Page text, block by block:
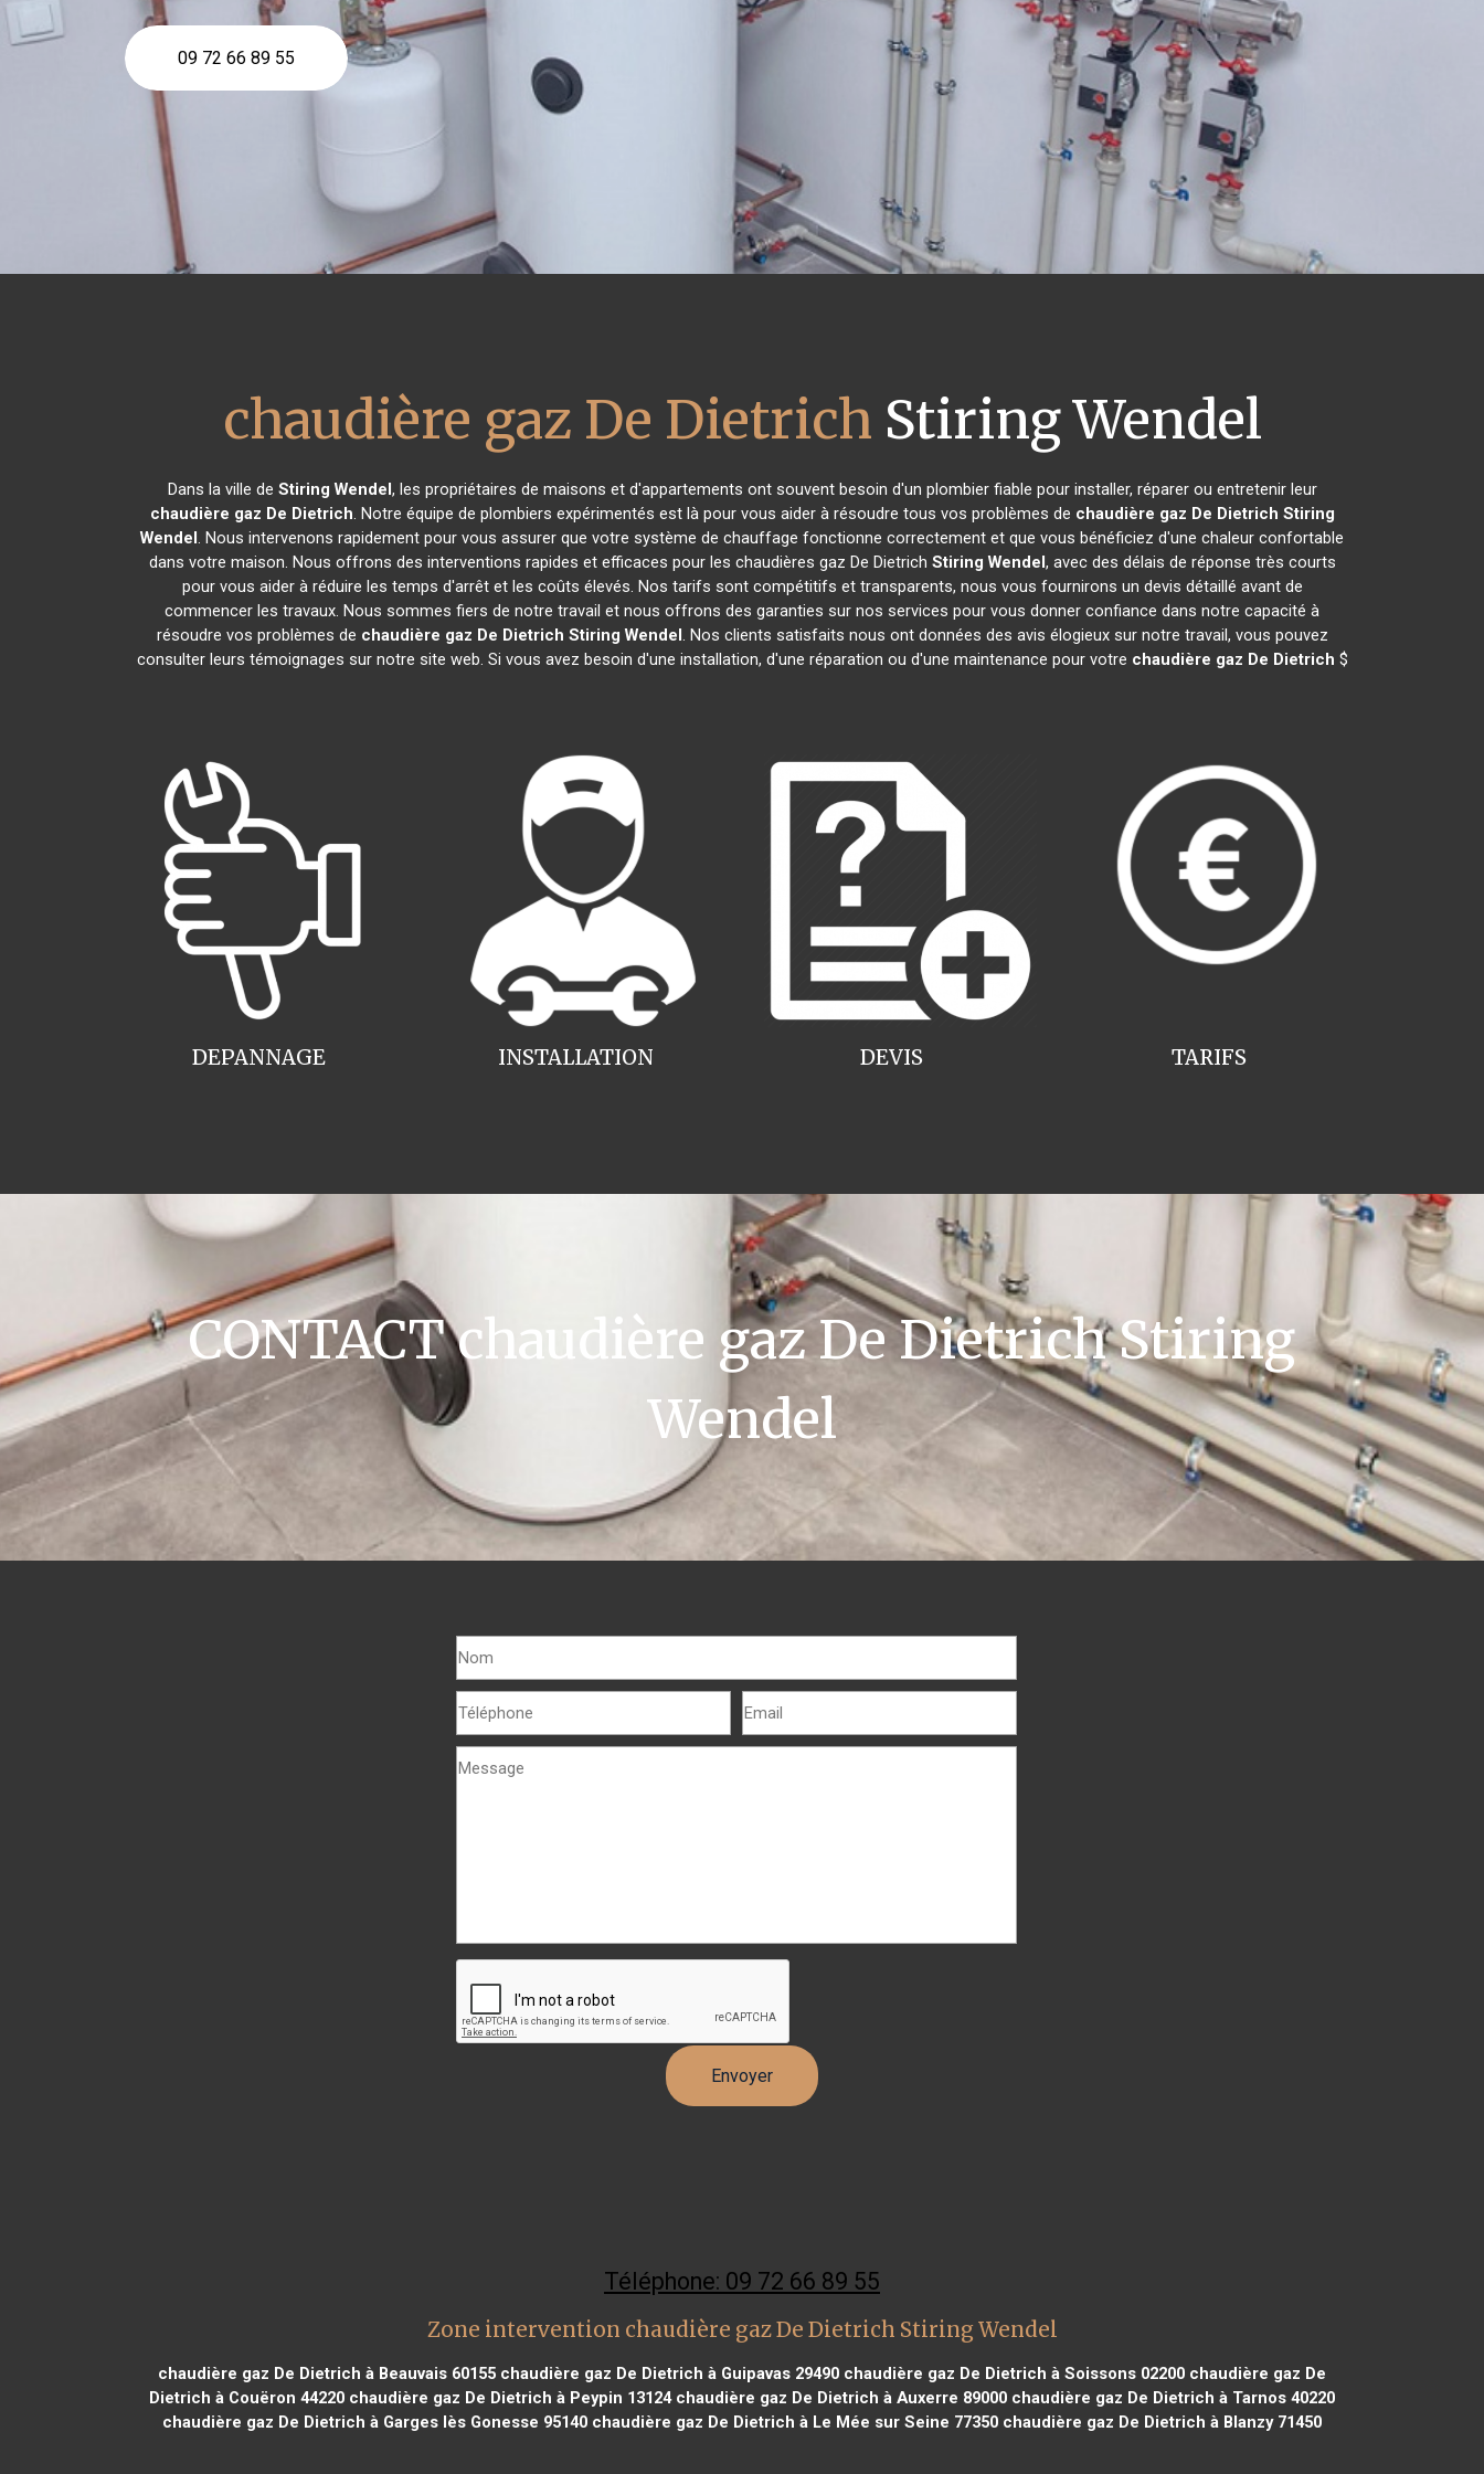
09 72 66 89 55
chaudière gaz De Dietrich Stiring Wendel
Dans la ville de Stiring Wendel, les propriétaires de maisons et d'appartements ont souvent besoin d'un plombier fiable pour installer, réparer ou entretenir leur
chaudière gaz De Dietrich. Notre équipe de plombiers expérimentés est là pour vous aider à résoudre tous vos problèmes de chaudière gaz De Dietrich Stiring
Wendel. Nous intervenons rapidement pour vous assurer que votre système de chauffage fonctionne correctement et que vous bénéficiez d'une chaleur confortable
dans votre maison. Nous offrons des interventions rapides et efficaces pour les chaudières gaz De Dietrich Stiring Wendel, avec des délais de réponse très courts
pour vous aider à réduire les temps d'arrêt et les coûts élevés. Nos tarifs sont compétitifs et transparents, nous vous fournirons un devis détaillé avant de
commencer les travaux. Nous sommes fiers de notre travail et nous offrons des garanties sur nos services pour vous donner confiance dans notre capacité à
résoudre vos problèmes de chaudière gaz De Dietrich Stiring Wendel. Nos clients satisfaits nous ont données des avis élogieux sur notre travail, vous pouvez
consulter leurs témoignages sur notre site web. Si vous avez besoin d'une installation, d'une réparation ou d'une maintenance pour votre chaudière gaz De Dietrich $
INSTALLATION
DEPANNAGE TARIFS
DEVIS
CONTACT chaudière gaz De Dietrich Stiring
Wendel
Téléphone: 09 72 66 89 55
Zone intervention chaudière gaz De Dietrich Stiring Wendel
chaudière gaz De Dietrich à Beauvais 60155 chaudière gaz De Dietrich à Guipavas 29490 chaudière gaz De Dietrich à Soissons 02200 chaudière gaz De
Dietrich à Couëron 44220 chaudière gaz De Dietrich à Peypin 13124chaudière gaz De Dietrich à Auxerre 89000 chaudière gaz De Dietrich à Tarnos 40220
chaudière gaz De Dietrich à Garges lès Gonesse 95140 chaudière gaz De Dietrich à Le Mée sur Seine 77350 chaudière gaz De Dietrich à Blanzy 71450